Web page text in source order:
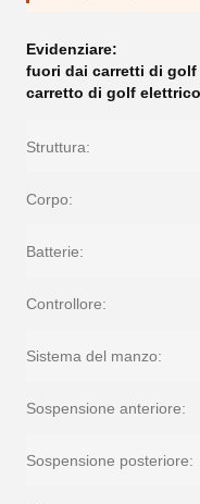
Evidenziare:
fuori dai carretti di golf
carretto di golf
Struttura:
Corpo:
Batterie:
Controllore:
Sistema del manzo:
Sospensione anteriore:
Sospensione posteriore: